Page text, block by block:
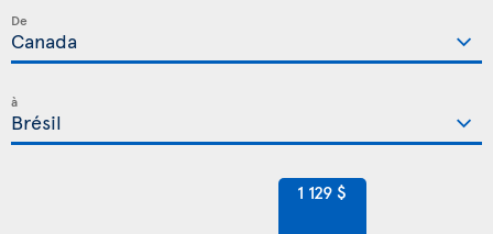
De
à
1 129 $